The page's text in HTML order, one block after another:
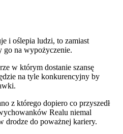
i oślepia ludzi, to zamiast
na wypożyczenie.
w którym dostanie szansę
na tyle konkurencyjny by
z którego dopiero co przyszedł
Realu niemal
drodze do poważnej kariery.